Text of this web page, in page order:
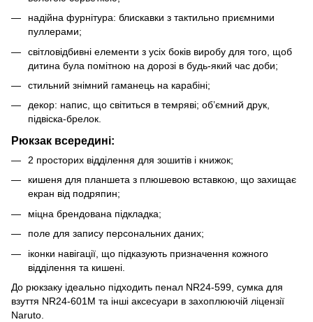
надійна фурнітура: блискавки з тактильно приємними
пуллерами;
світловідбивні елементи з усіх боків виробу для того, щоб
дитина була помітною на дорозі в будь-який час доби;
стильний знімний гаманець на карабіні;
декор: напис, що світиться в темряві; об’ємний друк,
підвіска-брелок.
Рюкзак всередині:
2 просторих відділення для зошитів і книжок;
кишеня для планшета з плюшевою вставкою, що захищає
екран від подряпин;
міцна брендована підкладка;
поле для запису персональних даних;
іконки навігації, що підказують призначення кожного
відділення та кишені.
До рюкзаку ідеально підходить пенал NR24-599, сумка для
взуття NR24-601M та інші аксесуари в захоплюючій ліцензії
Naruto.